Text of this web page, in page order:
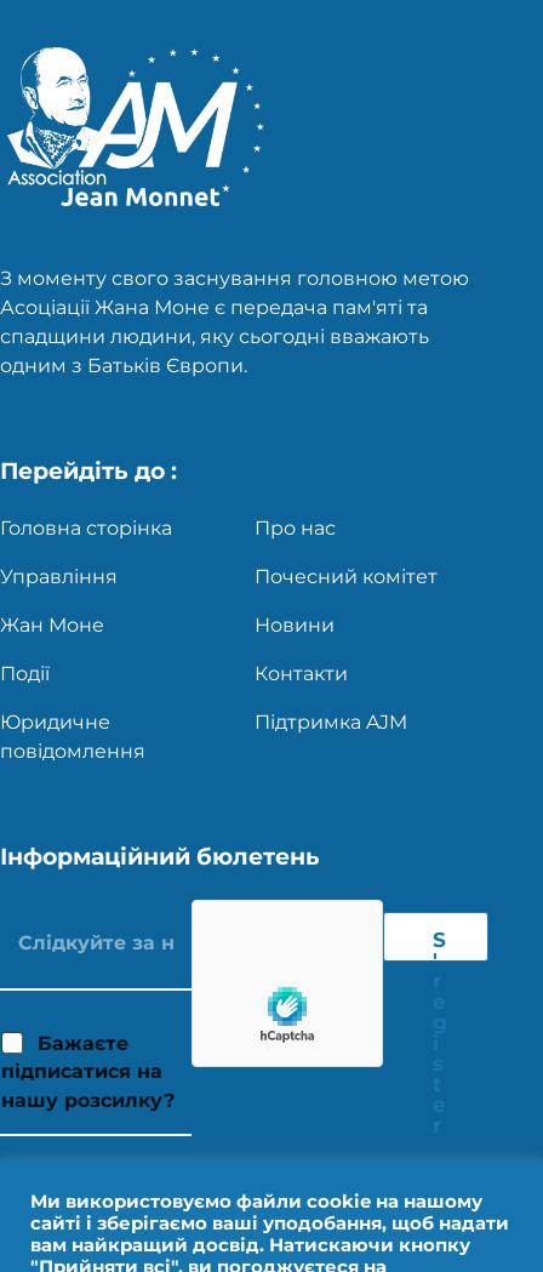
З моменту свого заснування головною метою
Асоціації Жана Моне є передача пам'яті та
спадщини людини, яку сьогодні вважають
одним з Батьків Європи.
Перейдіть до :
Головна сторінка Про нас
Управління Почесний комітет
Жан Моне Новини
Події Контакти
Юридичне
повідомлення
Підтримка AJM
Інформаційний бюлетень
Бажаєте
підписатися на
нашу розсилку?
S
'
Ми використовуємо файли cookie на нашому
сайті і зберігаємо ваші уподобання, щоб надати
вам найкращий досвід. Натискаючи кнопку
"Прийняти всі", ви погоджуєтеся на